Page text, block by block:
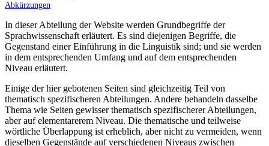
Abkürzungen
In dieser Abteilung der Website werden Grundbegriffe der
Sprachwissenschaft erläutert. Es sind diejenigen Begriffe, die
Gegenstand einer Einführung in die Linguistik sind; und sie werden
in dem entsprechenden Umfang und auf dem entsprechenden
Niveau erläutert.
Einige der hier gebotenen Seiten sind gleichzeitig Teil von
thematisch spezifischeren Abteilungen. Andere behandeln dasselbe
Thema wie Seiten gewisser thematisch spezifischerer Abteilungen,
aber auf elementarerem Niveau. Die thematische und teilweise
wörtliche Überlappung ist erheblich, aber nicht zu vermeiden, wenn
dieselben Gegenstände auf verschiedenen Niveaus zwischen